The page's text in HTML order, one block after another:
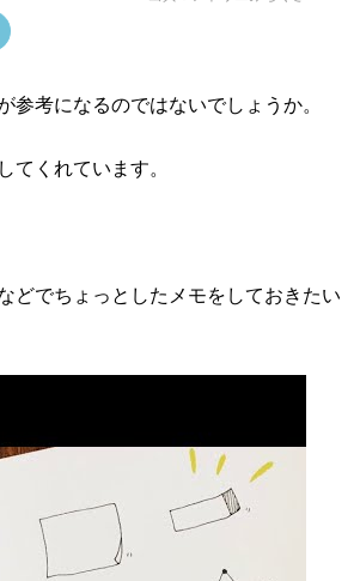
考になるのではないでしょうか。
くれています。
どでちょっとしたメモをしておきたい